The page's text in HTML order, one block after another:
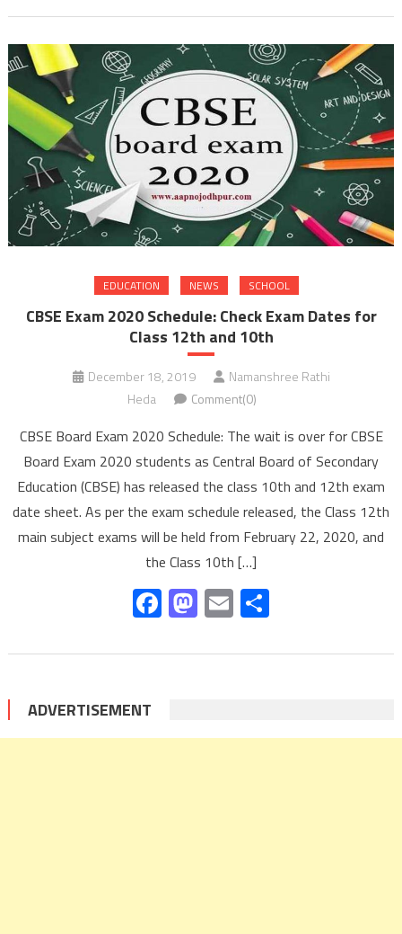
EDUCATION NEWS SCHOOL
CBSE Exam 2020 Schedule: Check Exam Dates for
Class 12th and 10th
December 18, 2019
Namanshree Rathi
Heda
Comment(0)
CBSE Board Exam 2020 Schedule: The wait is over for CBSE
Board Exam 2020 students as Central Board of Secondary
Education (CBSE) has released the class 10th and 12th exam
date sheet. As per the exam schedule released, the Class 12th
main subject exams will be held from February 22, 2020, and
the Class 10th […]
Facebook
Mastodon
Email
ADVERTISEMENT